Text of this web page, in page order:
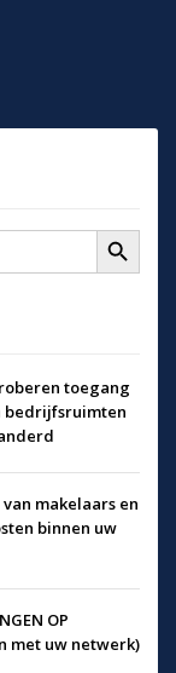
Zoekknop
toegang
bedrijfsruimten
makelaars en
binnen uw
OP
met uw netwerk)